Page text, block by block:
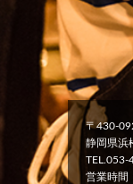
〒430-
静岡県浜
TEL.053-
営業時間